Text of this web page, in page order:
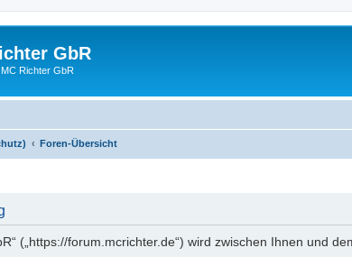
GbR
Richter GbR
Foren-Übersicht
(„https://forum.mcrichter.de“) wird zwischen Ihnen und